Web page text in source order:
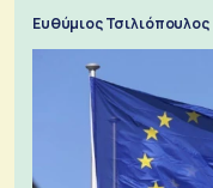
Ευθύμιος Τσιλιόπουλος